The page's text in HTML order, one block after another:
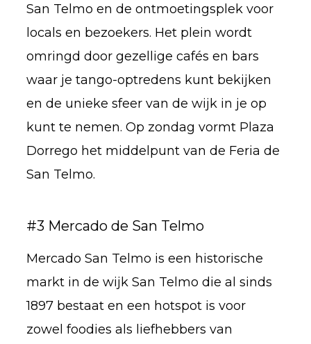
San Telmo en de ontmoetingsplek voor
locals en bezoekers. Het plein wordt
omringd door gezellige cafés en bars
waar je tango-optredens kunt bekijken
en de unieke sfeer van de wijk in je op
kunt te nemen. Op zondag vormt Plaza
Dorrego het middelpunt van de Feria de
San Telmo.
#3 Mercado de San Telmo
Mercado San Telmo is een historische
markt in de wijk San Telmo die al sinds
1897 bestaat en een hotspot is voor
zowel foodies als liefhebbers van